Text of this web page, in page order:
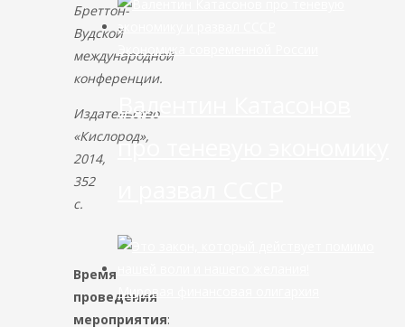
Бреттон-
Вудской
международной
конференции.
Издательство
«Кислород»,
2014,
352
с.
Время
проведения
мероприятия:
Экономика современной России
Валентин Катасонов
про теневую экономику
Мировая финансовая олигархия